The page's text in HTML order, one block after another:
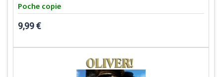
Poche copie
9,99 €